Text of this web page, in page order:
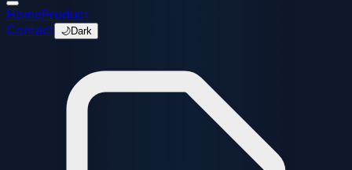
HomeProduct
Contact
🌙Dark